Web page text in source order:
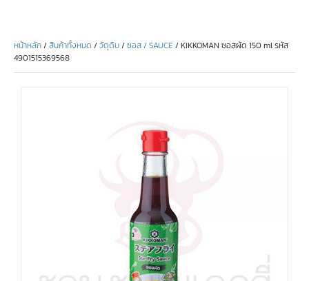
หน้าหลัก/สินค้าทั้งหมด /วัตุดิบ/ซอส / SAUCE / KIKKOMAN ซอสผัด 150 ml รหัส
4901515369568